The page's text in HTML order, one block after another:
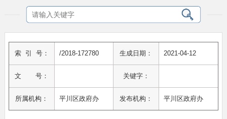
索 引 号： /2018-172780 生成日期： 2021-04-12
文 号： 关键字：
所属机构： 平川区政府办 发布机构： 平川区政府办